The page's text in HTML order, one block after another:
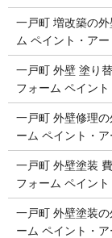
一戸町 増改築の
ム ペイント・ア
一戸町 外壁 塗り
フォーム ペイン
一戸町 外壁修理
ーム ペイント・
一戸町 外壁塗装
フォーム ペイン
一戸町 外壁塗装
ーム ペイント・